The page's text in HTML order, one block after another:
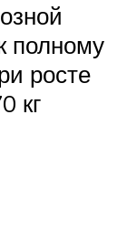
полному
росте
кг